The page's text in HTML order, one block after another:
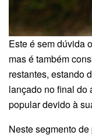
Este é sem dúvida
mas é também
restantes, estando
lançado no final do
popular devido à
Neste segmento